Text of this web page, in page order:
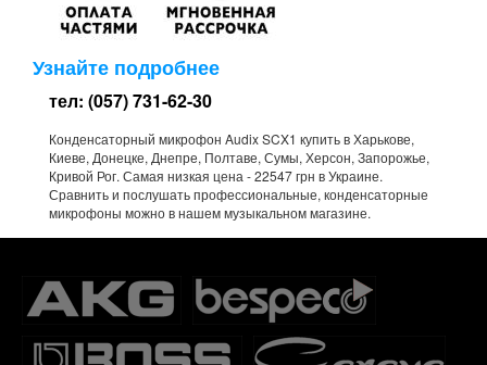
Узнайте подробнее
тел: (057) 731-62-30
Конденсаторный микрофон Audix SCX1 купить в Харькове,
Киеве, Донецке, Днепре, Полтаве, Сумы, Херсон, Запорожье,
Кривой Рог. Самая низкая цена - 22547 грн в Украине.
Сравнить и послушать профессиональные, конденсаторные
микрофоны можно в нашем музыкальном магазине.